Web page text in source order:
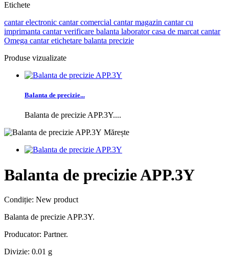
Etichete
cantar electronic cantar comercial cantar magazin cantar cu
imprimanta cantar verificare balanta laboratorcasa de marcat cantar
Omega cantar etichetare balanta precizie
Produse vizualizate
Balanta de precizie...
Balanta de precizie APP.3Y....
Mărește
Balanta de precizie APP.3Y
Condiție: New product
Balanta de precizie APP.3Y.
Producator: Partner.
Divizie: 0.01 g